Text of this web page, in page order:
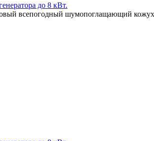
до 8 кВт.
всепогодный шумопоглащающий